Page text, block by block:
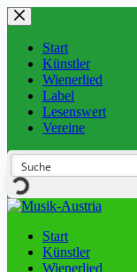
Start
Künstler
Wienerlied
Label
Lesenswert
Vereine
Start
Künstler
Wienerlied